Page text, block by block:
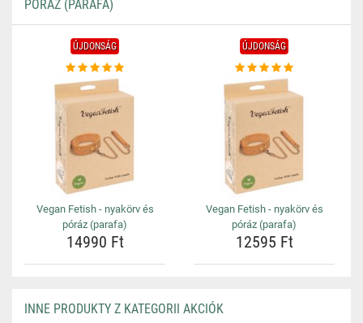
PÓRÁZ (PARAFA)
ÚJDONSÁG
Vegan Fetish - nyakörv és
póráz (parafa)
14990 Ft
ÚJDONSÁG
Vegan Fetish - nyakörv és
póráz (parafa)
12595 Ft
INNE PRODUKTY Z KATEGORII AKCIÓK